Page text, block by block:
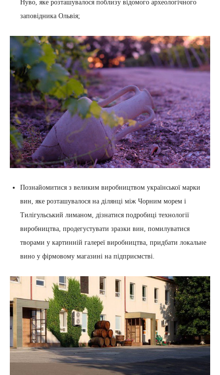
Нуво, яке розташувалося поблизу відомого археологічного
заповідника Ольвія;
Познайомитися з великим виробництвом української марки
вин, яке розташувалося на ділянці між Чорним морем і
Тилігульський лиманом, дізнатися подробиці технології
виробництва, продегустувати зразки вин, помилуватися
творами у картинній галереї виробництва, придбати локальне
вино у фірмовому магазині на підприємстві.